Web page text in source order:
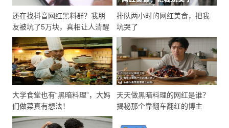
还在找抖音网红黑料群？我朋
友被坑了5万块，真相让人清醒
排队两小时的网红美食，把我
坑哭了
大学食堂也有“黑暗料理”，大妈
们做菜真有想法！
天天做黑暗料理的网红是谁？
揭秘那个靠翻车翻红的博主